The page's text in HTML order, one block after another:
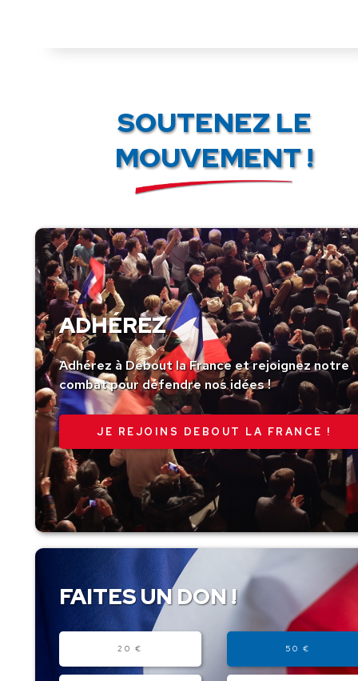
SOUTENEZ LE
MOUVEMENT !
ADHÉREZ
Adhérez à Debout la France et rejoignez notre
combat pour défendre nos idées !
JE REJOINS DEBOUT LA FRANCE !
FAITES UN DON !
20 € 50 €